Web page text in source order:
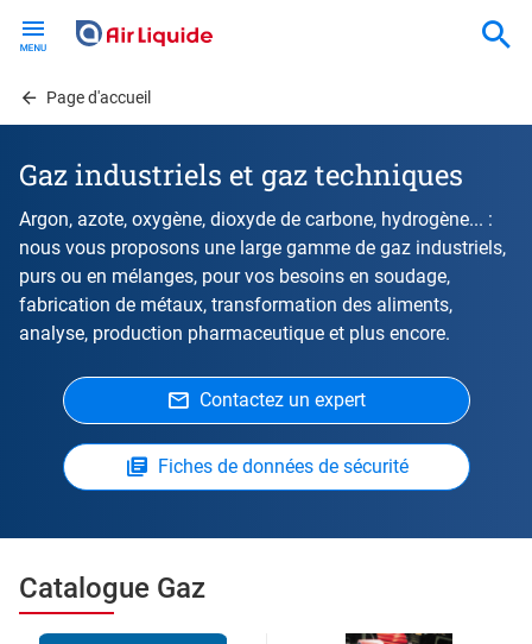
contentPage d'accueil
Gaz industriels et gaz techniques
Argon, azote, oxygène, dioxyde de carbone, hydrogène... :
nous vous proposons une large gamme de gaz industriels,
purs ou en mélanges, pour vos besoins en soudage,
fabrication de métaux, transformation des aliments,
analyse, production pharmaceutique et plus encore.
Contactez un expert
Fiches de données de sécurité
Catalogue Gaz